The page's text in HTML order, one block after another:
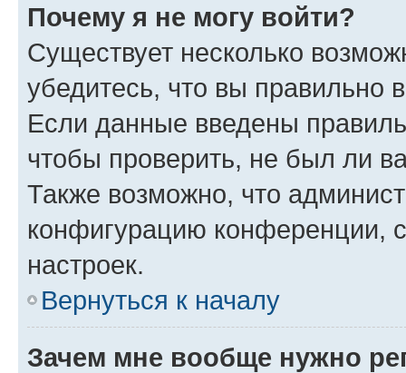
Почему я не могу войти?
Существует несколько
убедитесь, что вы правильно
Если данные введены
чтобы проверить, не был ли
Также возможно, что
конфигурацию конференции,
настроек.
Вернуться к началу
Зачем мне вообще нужно